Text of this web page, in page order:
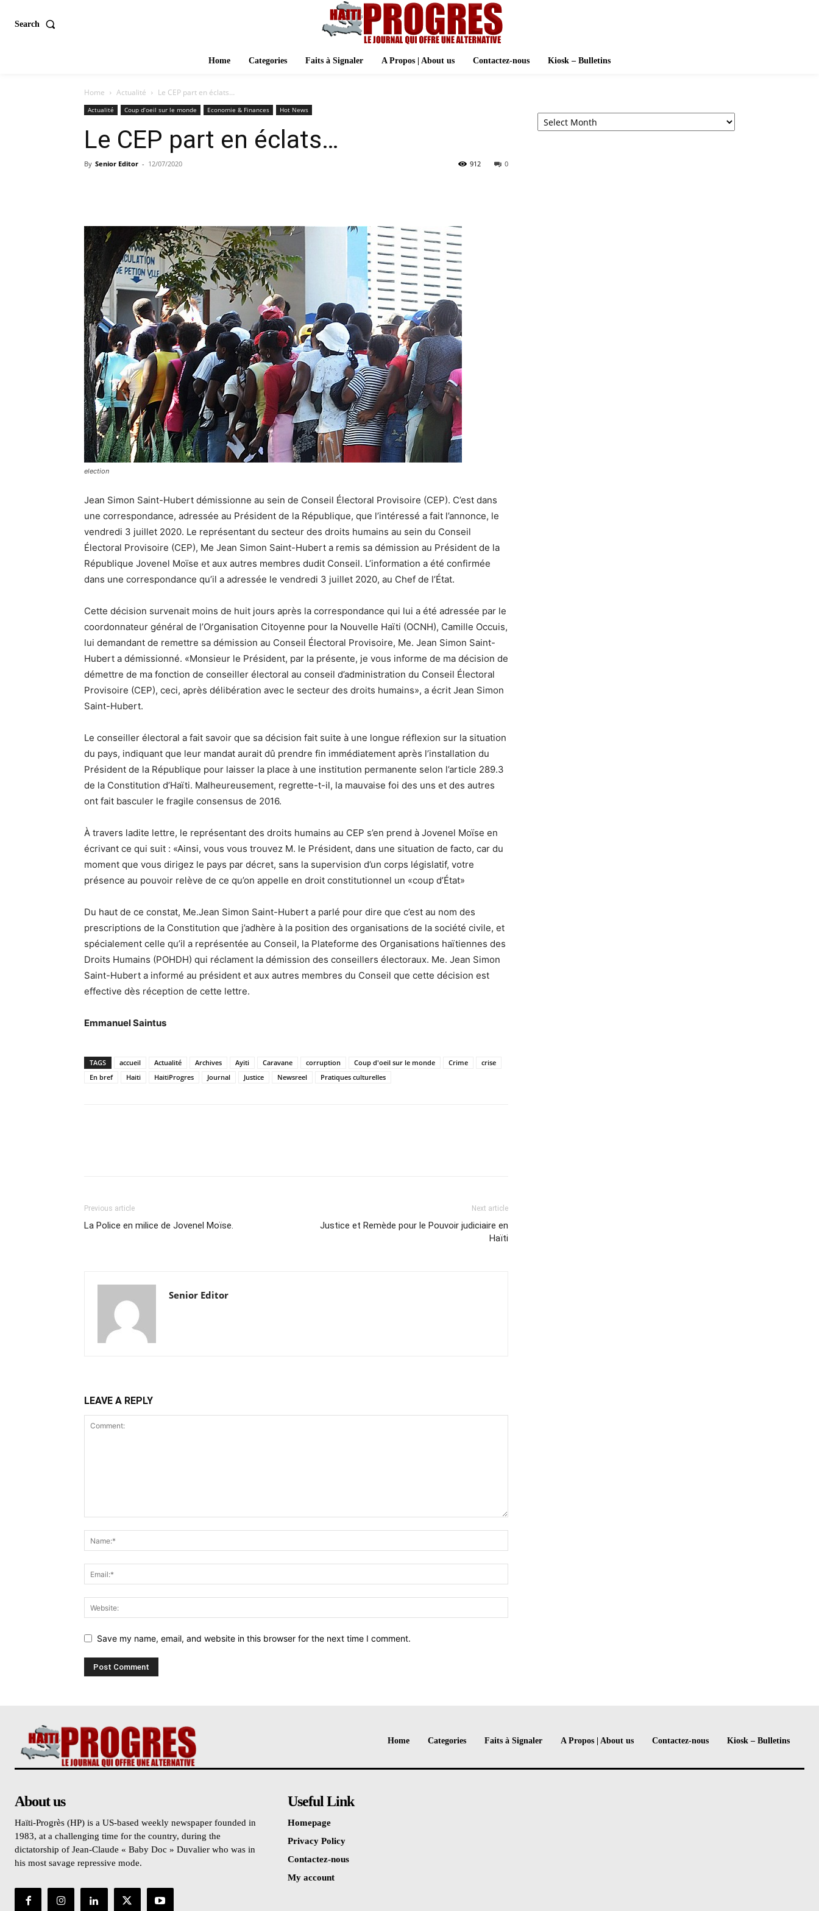
Search
Home Categories Faits à Signaler A Propos | About us Contactez-nous Kiosk – Bulletins
Home Actualité Le CEP part en éclats…
Actualité Coup d’oeil sur le monde Economie & Finances Hot News
Le CEP part en éclats…
By Senior Editor - 12/07/2020 0
912
election
Jean Simon Saint-Hubert démissionne au sein de Conseil Électoral Provisoire (CEP). C’est dans
une correspondance, adressée au Président de la République, que l’intéressé a fait l’annonce, le
vendredi 3 juillet 2020. Le représentant du secteur des droits humains au sein du Conseil
Électoral Provisoire (CEP), Me Jean Simon Saint-Hubert a remis sa démission au Président de la
République Jovenel Moïse et aux autres membres dudit Conseil. L’information a été confirmée
dans une correspondance qu’il a adressée le vendredi 3 juillet 2020, au Chef de l’État.
Cette décision survenait moins de huit jours après la correspondance qui lui a été adressée par le
coordonnateur général de l’Organisation Citoyenne pour la Nouvelle Haïti (OCNH), Camille Occuis,
lui demandant de remettre sa démission au Conseil Électoral Provisoire, Me. Jean Simon Saint-
Hubert a démissionné. «Monsieur le Président, par la présente, je vous informe de ma décision de
démettre de ma fonction de conseiller électoral au conseil d’administration du Conseil Électoral
Provisoire (CEP), ceci, après délibération avec le secteur des droits humains», a écrit Jean Simon
Saint-Hubert.
Le conseiller électoral a fait savoir que sa décision fait suite à une longue réflexion sur la situation
du pays, indiquant que leur mandat aurait dû prendre fin immédiatement après l’installation du
Président de la République pour laisser la place à une institution permanente selon l’article 289.3
de la Constitution d’Haïti. Malheureusement, regrette-t-il, la mauvaise foi des uns et des autres
ont fait basculer le fragile consensus de 2016.
À travers ladite lettre, le représentant des droits humains au CEP s’en prend à Jovenel Moïse en
écrivant ce qui suit : «Ainsi, vous vous trouvez M. le Président, dans une situation de facto, car du
moment que vous dirigez le pays par décret, sans la supervision d’un corps législatif, votre
présence au pouvoir relève de ce qu’on appelle en droit constitutionnel un «coup d’État»
Du haut de ce constat, Me.Jean Simon Saint-Hubert a parlé pour dire que c’est au nom des
prescriptions de la Constitution que j’adhère à la position des organisations de la société civile, et
spécialement celle qu’il a représentée au Conseil, la Plateforme des Organisations haïtiennes des
Droits Humains (POHDH) qui réclament la démission des conseillers électoraux. Me. Jean Simon
Saint-Hubert a informé au président et aux autres membres du Conseil que cette décision est
effective dès réception de cette lettre.
Emmanuel Saintus
TAGS accueil Actualité Archives Ayiti Caravane corruption Coup d'oeil sur le monde Crime
crise
En bref
Haiti HaitiProgres Journal Justice Newsreel Pratiques culturelles
Previous article
La Police en milice de Jovenel Moïse.
Next article
Justice et Remède pour le Pouvoir judiciaire en
Haïti
Senior Editor
LEAVE A REPLY
Save my name, email, and website in this browser for the next time I comment.
Archives
Home Categories Faits à Signaler A Propos | About us Contactez-nous Kiosk – Bulletins
About us
Haïti-Progrès (HP) is a US-based weekly newspaper founded in
1983, at a challenging time for the country, during the
dictatorship of Jean-Claude « Baby Doc » Duvalier who was in
his most savage repressive mode.
Useful Link
Homepage
Privacy Policy
Contactez-nous
My account